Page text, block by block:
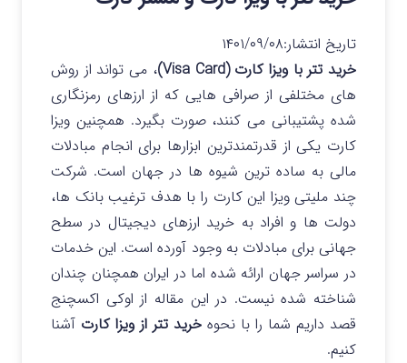
تاریخ انتشار:۱۴۰۱/۰۹/۰۸
خرید تتر با ویزا کارت (Visa Card)
، می تواند از روش
های مختلفی از صرافی هایی که از ارزهای رمزنگاری
شده پشتیبانی می کنند، صورت بگیرد. همچنین ویزا
کارت یکی از قدرتمندترین ابزارها برای انجام مبادلات
مالی به ساده ترین شیوه ها در جهان است. شرکت
چند ملیتی ویزا این کارت را با هدف ترغیب بانک ها،
دولت ها و افراد به خرید ارزهای دیجیتال در سطح
جهانی برای مبادلات به وجود آورده است. این خدمات
در سراسر جهان ارائه شده اما در ایران همچنان چندان
شناخته شده نیست. در این مقاله از اوکی اکسچنج
قصد داریم شما را با نحوه خرید تتر از ویزا کارت آشنا
کنیم.